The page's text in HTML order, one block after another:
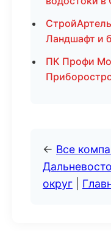
Ландшафт и
ПК Профи
← Все
округ